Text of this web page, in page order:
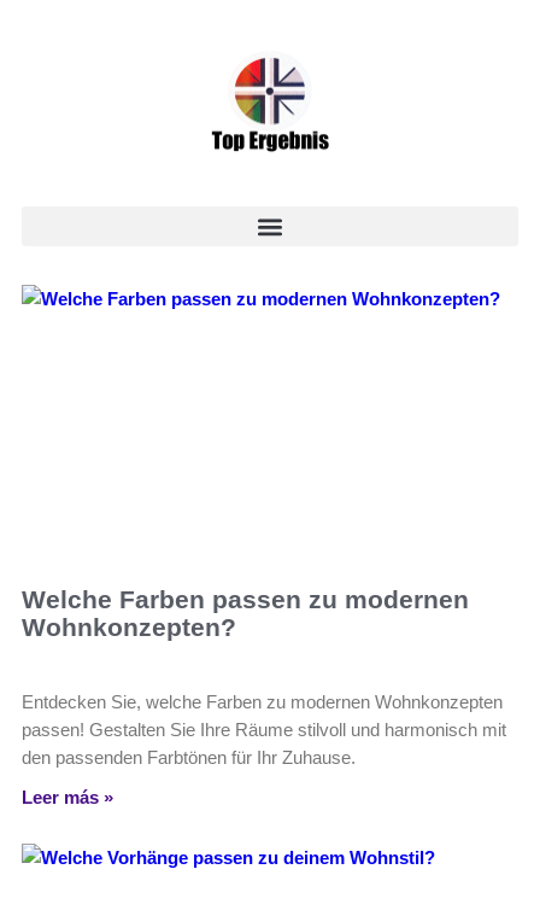
Welche Farben passen zu modernen
Wohnkonzepten?
Entdecken Sie, welche Farben zu modernen Wohnkonzepten
passen! Gestalten Sie Ihre Räume stilvoll und harmonisch mit
den passenden Farbtönen für Ihr Zuhause.
Leer más »